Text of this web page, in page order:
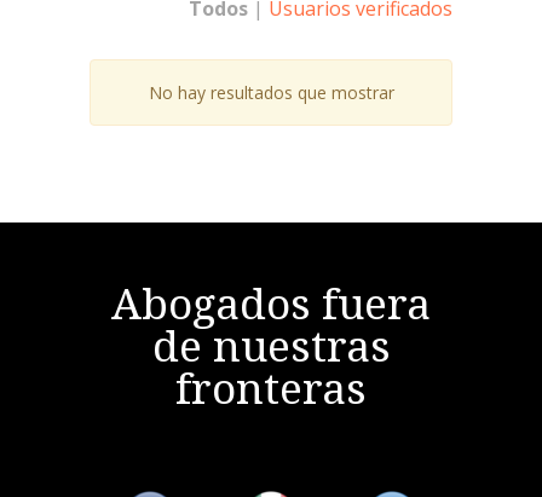
Todos | Usuarios verificados
No hay resultados que mostrar
Abogados fuera
de nuestras
fronteras